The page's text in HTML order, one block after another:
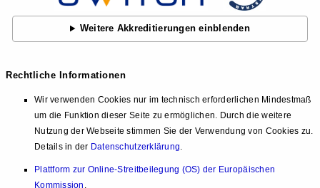
Weitere Akkreditierungen einblenden
Rechtliche Informationen
Wir verwenden Cookies nur im technisch erforderlichen Mindestmaß
um die Funktion dieser Seite zu ermöglichen. Durch die weitere
Nutzung der Webseite stimmen Sie der Verwendung von Cookies zu.
Details in der Datenschutzerklärung.
Plattform zur Online-Streitbeilegung (OS) der Europäischen
Kommission